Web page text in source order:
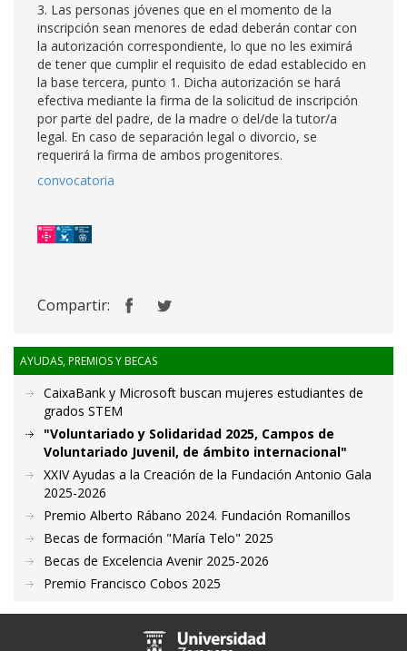
3. Las personas jóvenes que en el momento de la
inscripción sean menores de edad deberán contar con
la autorización correspondiente, lo que no les eximirá
de tener que cumplir el requisito de edad establecido en
la base tercera, punto 1. Dicha autorización se hará
efectiva mediante la firma de la solicitud de inscripción
por parte del padre, de la madre o del/de la tutor/a
legal. En caso de separación legal o divorcio, se
requerirá la firma de ambos progenitores.
convocatoria
Compartir:
AYUDAS, PREMIOS Y BECAS
CaixaBank y Microsoft buscan mujeres estudiantes de
grados STEM
"Voluntariado y Solidaridad 2025, Campos de
Voluntariado Juvenil, de ámbito internacional"
XXIV Ayudas a la Creación de la Fundación Antonio Gala
2025-2026
Premio Alberto Rábano 2024. Fundación Romanillos
Becas de formación "María Telo" 2025
Becas de Excelencia Avenir 2025-2026
Premio Francisco Cobos 2025